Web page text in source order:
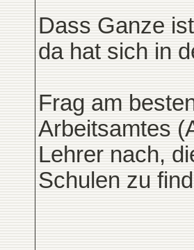
Dass Ganze
da hat sich in
Frag am
Arbeitsamtes
Lehrer nach,
Schulen zu